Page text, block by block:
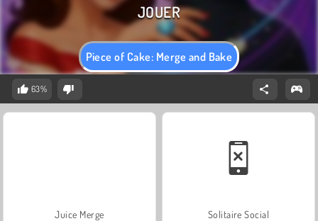
Piece of Cake: Merge and Bake
63%
Juice Merge Solitaire Social